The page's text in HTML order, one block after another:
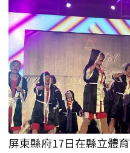
屏東縣府17日在縣立體